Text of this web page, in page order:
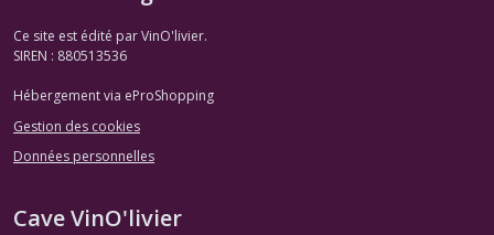
Ce site est édité par VinO'livier.
SIREN : 880513536
Hébergement via eProShopping
Gestion des cookies
Données personnelles
Cave VinO'livier